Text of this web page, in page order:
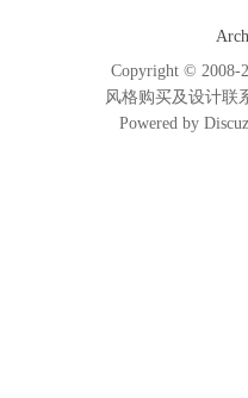
Copyright © 2008-
风格购买及设计联
Powered by